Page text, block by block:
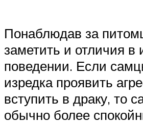
Понаблюдав за
заметить и отличия в
поведении. Если
изредка проявить
вступить в драку, то
обычно более